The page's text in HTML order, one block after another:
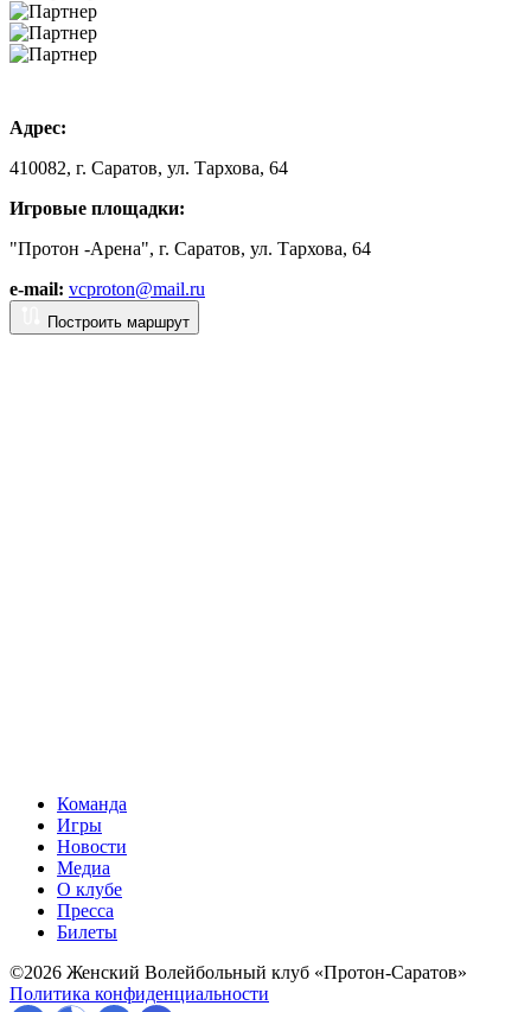
Адрес:
410082, г. Саратов, ул. Тархова, 64
Игровые площадки:
"Протон -Арена", г. Саратов, ул. Тархова, 64
e-mail: vcproton@mail.ru
Построить маршрут
Команда
Игры
Новости
Медиа
О клубе
Пресса
Билеты
©2026 Женский Волейбольный клуб «Протон-Саратов»
Политика конфиденциальности